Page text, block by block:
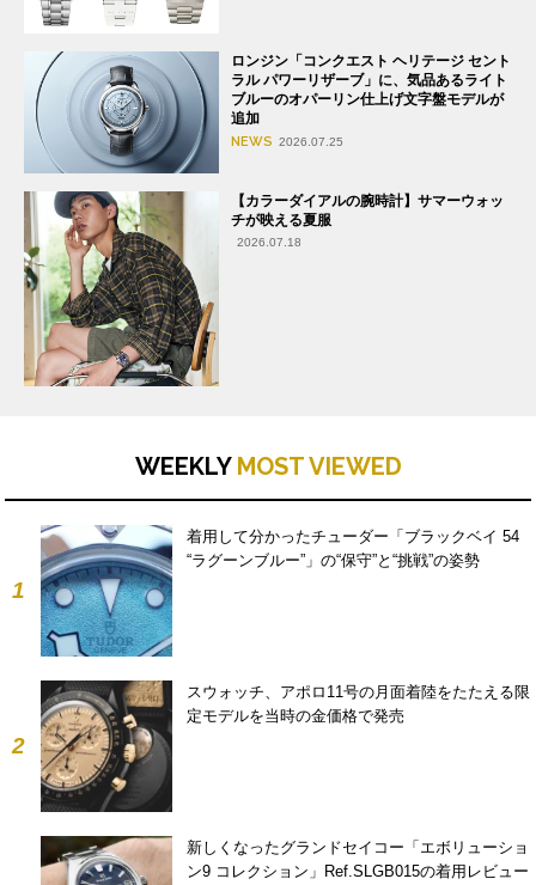
ロンジン「コンクエスト ヘリテージ セント
ラル パワーリザーブ」に、気品あるライト
ブルーのオパーリン仕上げ文字盤モデルが
追加
NEWS 2026.07.25
【カラーダイアルの腕時計】サマーウォッ
チが映える夏服
2026.07.18
WEEKLY MOST VIEWED
1
着用して分かったチューダー「ブラックベイ 54
“ラグーンブルー”」の“保守”と“挑戦”の姿勢
2
スウォッチ、アポロ11号の月面着陸をたたえる限
定モデルを当時の金価格で発売
新しくなったグランドセイコー「エボリューショ
ン9 コレクション」Ref.SLGB015の着用レビュー